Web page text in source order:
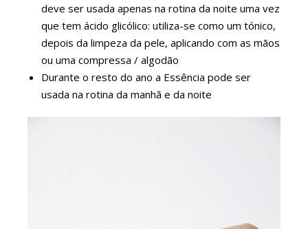
deve ser usada apenas na rotina da noite uma vez
que tem ácido glicólico: utiliza-se como um tónico,
depois da limpeza da pele, aplicando com as mãos
ou uma compressa / algodão
Durante o resto do ano a Essência pode ser
usada na rotina da manhã e da noite